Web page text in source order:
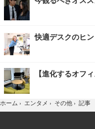
快適デスクのヒ
【進化するオフィ
ホーム › エンタメ › その他 › 記事